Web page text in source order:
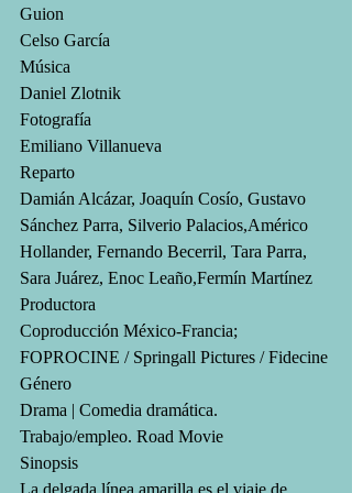
Guion
Celso García
Música
Daniel Zlotnik
Fotografía
Emiliano Villanueva
Reparto
Damián Alcázar, Joaquín Cosío, Gustavo
Sánchez Parra, Silverio Palacios,Américo
Hollander, Fernando Becerril, Tara Parra,
Sara Juárez, Enoc Leaño,Fermín Martínez
Productora
Coproducción México-Francia;
FOPROCINE / Springall Pictures / Fidecine
Género
Drama | Comedia dramática.
Trabajo/empleo. Road Movie
Sinopsis